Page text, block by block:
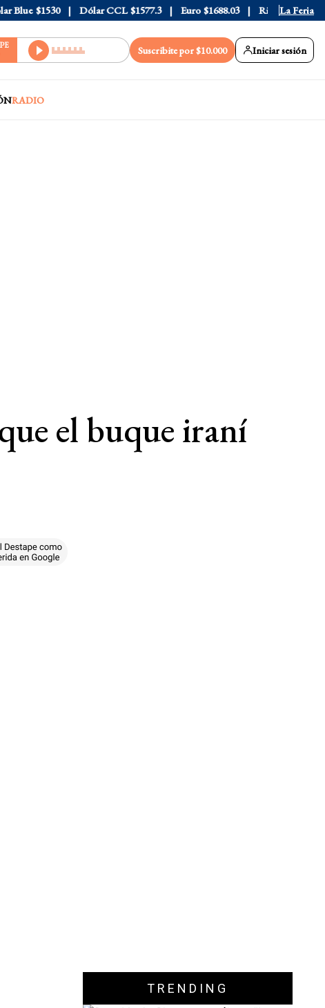
$1530 Dólar CCL $1577.3 Euro $1688.03 Riesgo País 408
La Feria
Suscribite por $10.000 Iniciar sesión
RADIO
el buque iraní
TRENDING